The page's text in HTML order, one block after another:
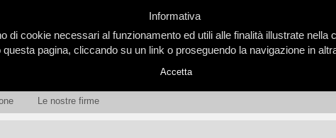
Le nostre firme
Informativa
cookie necessari al funzionamento ed utili alle finalità illustrate nella
pagina, cliccando su un link o proseguendo la navigazione in
Accetta